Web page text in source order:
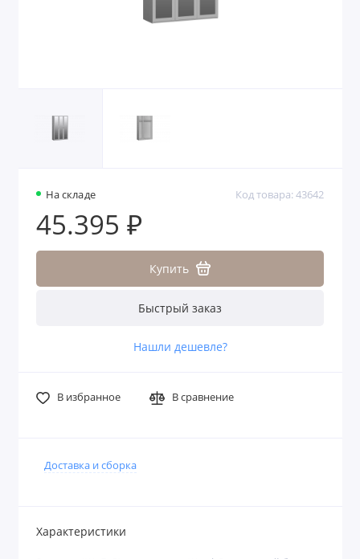
На складе Код товара: 43642
45.395 ₽
Купить
Быстрый заказ
Нашли дешевле?
В избранное В сравнение
Доставка и сборка
Характеристики